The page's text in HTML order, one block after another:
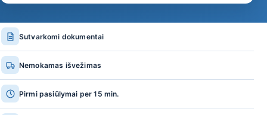
Sutvarkomi dokumentai
Nemokamas išvežimas
Pirmi pasiūlymai per 15 min.